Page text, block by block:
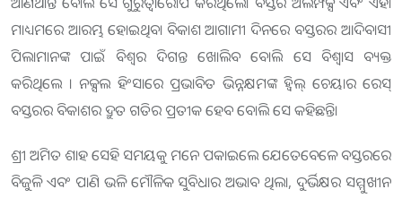
ମାଧ୍ୟମରେ ଆରମ୍ଭ ହୋଇଥିବା ବିକାଶ ଆଗାମୀ ଦିନରେ ବସ୍ତରର ଆଦିବାସୀ
ପିଲାମାନଙ୍କ ପାଇଁ ବିଶ୍ୱର ଦିଗନ୍ତ ଖୋଲିବ ବୋଲି ସେ ବିଶ୍ୱାସ ବ୍ୟକ୍ତ
କରିଥିଲେ । ନକ୍ସଲ ହିଂସାରେ ପ୍ରଭାବିତ ଭିନ୍ନକ୍ଷମଙ୍କ ହ୍ୱିଲ୍ ଚେୟାର ରେସ୍
ବସ୍ତରର ବିକାଶର ଦ୍ରୁତ ଗତିର ପ୍ରତୀକ ହେବ ବୋଲି ସେ କହିଛନ୍ତି।
ଶ୍ରୀ ଅମିତ ଶାହ ସେହି ସମୟକୁ ମନେ ପକାଇଲେ ଯେତେବେଳେ ବସ୍ତରରେ
ବିଜୁଳି ଏବଂ ପାଣି ଭଳି ମୌଳିକ ସୁବିଧାର ଅଭାବ ଥିଲା, ଦୁର୍ଭିକ୍ଷର ସମ୍ମୁଖୀନ